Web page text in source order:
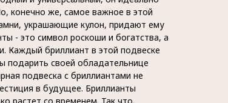
конечно же, самое важное в этой
украшающие кулон, придают ему
- это символ роскоши и богатства, а
Каждый бриллиант в этой подвеске
подарить своей обладательнице
подвеска с бриллиантами не
в будущее. Бриллианты